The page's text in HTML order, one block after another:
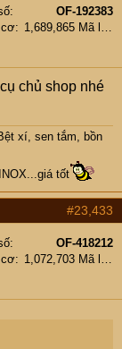
OF-192383
chủ shop nhé
xí, sen tắm, bồn
tốt
#23,433
OF-418212